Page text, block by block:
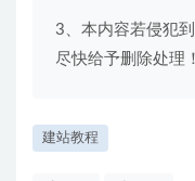
3、本内容若侵犯
尽快给予删除处理！
建站教程